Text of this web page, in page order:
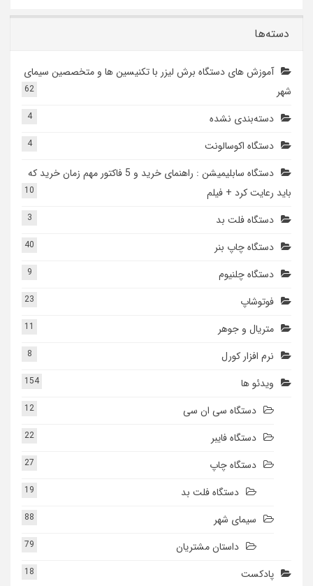
دسته‌ها
آموزش های دستگاه برش لیزر با تکنیسین ها و متخصصین سیمای
شهر
62
دسته‌بندی نشده 4
دستگاه اکوسالونت 4
دستگاه سابلیمیشن : راهنمای خرید و 5 فاکتور مهم زمان خرید که
باید رعایت کرد + فیلم
10
دستگاه فلت بد 3
دستگاه چاپ بنر 40
دستگاه چلنیوم 9
فوتوشاپ 23
متریال و جوهر 11
نرم افزار کورل 8
ویدئو ها 154
دستگاه سی ان سی 12
دستگاه فایبر 22
دستگاه چاپ 27
دستگاه فلت بد 19
سیمای شهر 88
داستان مشتریان 79
پادکست 18